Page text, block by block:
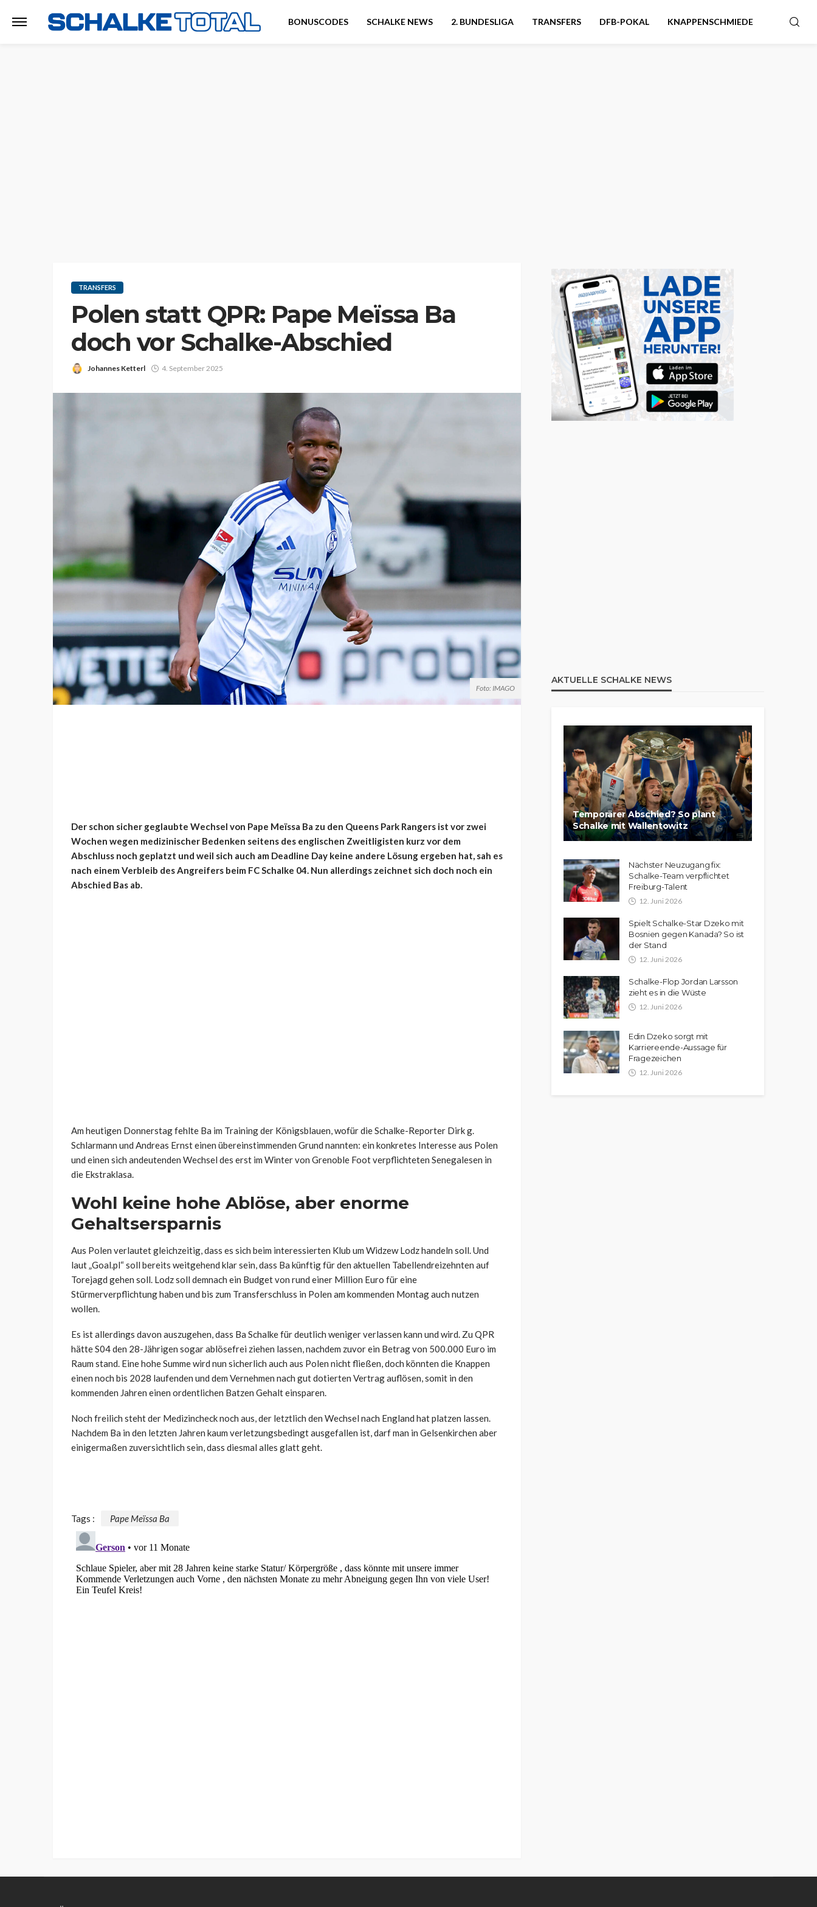
BONUSCODES SCHALKE NEWS 2. BUNDESLIGA TRANSFERS DFB-POKAL KNAPPENSCHMIEDE
TRANSFERS
Polen statt QPR: Pape Meïssa Ba
doch vor Schalke-Abschied
Johannes Ketterl 4. September 2025
Foto: IMAGO
Der schon sicher geglaubte Wechsel von Pape Meïssa Ba zu den Queens Park Rangers ist vor zwei
Wochen wegen medizinischer Bedenken seitens des englischen Zweitligisten kurz vor dem
Abschluss noch geplatzt und weil sich auch am Deadline Day keine andere Lösung ergeben hat, sah es
nach einem Verbleib des Angreifers beim FC Schalke 04. Nun allerdings zeichnet sich doch noch ein
Abschied Bas ab.
Am heutigen Donnerstag fehlte Ba im Training der Königsblauen, wofür die Schalke-Reporter Dirk g.
Schlarmann und Andreas Ernst einen übereinstimmenden Grund nannten: ein konkretes Interesse aus Polen
und einen sich andeutenden Wechsel des erst im Winter von Grenoble Foot verpflichteten Senegalesen in
die Ekstraklasa.
Wohl keine hohe Ablöse, aber enorme
Gehaltsersparnis
Aus Polen verlautet gleichzeitig, dass es sich beim interessierten Klub um Widzew Lodz handeln soll. Und
laut „Goal.pl“ soll bereits weitgehend klar sein, dass Ba künftig für den aktuellen Tabellendreizehnten auf
Torejagd gehen soll. Lodz soll demnach ein Budget von rund einer Million Euro für eine
Stürmerverpflichtung haben und bis zum Transferschluss in Polen am kommenden Montag auch nutzen
wollen.
Es ist allerdings davon auszugehen, dass Ba Schalke für deutlich weniger verlassen kann und wird. Zu QPR
hätte S04 den 28-Jährigen sogar ablösefrei ziehen lassen, nachdem zuvor ein Betrag von 500.000 Euro im
Raum stand. Eine hohe Summe wird nun sicherlich auch aus Polen nicht fließen, doch könnten die Knappen
einen noch bis 2028 laufenden und dem Vernehmen nach gut dotierten Vertrag auflösen, somit in den
kommenden Jahren einen ordentlichen Batzen Gehalt einsparen.
Noch freilich steht der Medizincheck noch aus, der letztlich den Wechsel nach England hat platzen lassen.
Nachdem Ba in den letzten Jahren kaum verletzungsbedingt ausgefallen ist, darf man in Gelsenkirchen aber
einigermaßen zuversichtlich sein, dass diesmal alles glatt geht.
Tags : Pape Meïssa Ba
AKTUELLE SCHALKE NEWS
Temporärer Abschied? So plant
Schalke mit Wallentowitz
Nächster Neuzugang fix:
Schalke-Team verpflichtet
Freiburg-Talent
12. Juni 2026
Spielt Schalke-Star Dzeko mit
Bosnien gegen Kanada? So ist
der Stand
12. Juni 2026
Schalke-Flop Jordan Larsson
zieht es in die Wüste
12. Juni 2026
Edin Dzeko sorgt mit
Karriereende-Aussage für
Fragezeichen
12. Juni 2026